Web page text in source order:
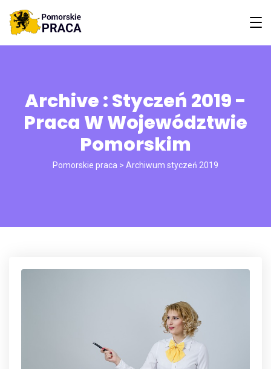
Archive : Styczeń 2019 -
Praca W Województwie
Pomorskim
Pomorskie praca > Archiwum styczeń 2019